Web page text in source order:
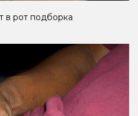
в рот подборка